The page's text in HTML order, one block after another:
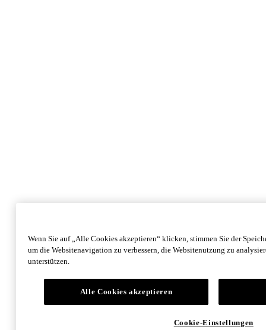
Wenn Sie auf „Alle Cookies akzeptieren“ klicken, stimmen Sie der
um die Websitenavigation zu verbessern, die Websitenutzung zu
unterstützen.
Alle Cookies akzeptieren
Cookie-Einstellungen